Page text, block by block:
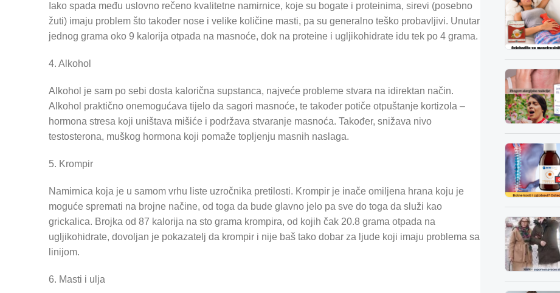
Iako spada među uslovno rečeno kvalitetne namirnice, koje su bogate i proteinima, sirevi (posebno
žuti) imaju problem što također nose i velike količine masti, pa su generalno teško probavljivi. Unutar
jednog grama oko 9 kalorija otpada na masnoće, dok na proteine i ugljikohidrate idu tek po 4 grama.
4. Alkohol
Alkohol je sam po sebi dosta kalorična supstanca, najveće probleme stvara na idirektan način.
Alkohol praktično onemogućava tijelo da sagori masnoće, te također potiče otpuštanje kortizola –
hormona stresa koji uništava mišiće i podržava stvaranje masnoća. Također, snižava nivo
testosterona, muškog hormona koji pomaže topljenju masnih naslaga.
5. Krompir
Namirnica koja je u samom vrhu liste uzročnika pretilosti. Krompir je inače omiljena hrana koju je
moguće spremati na brojne načine, od toga da bude glavno jelo pa sve do toga da služi kao
grickalica. Brojka od 87 kalorija na sto grama krompira, od kojih čak 20.8 grama otpada na
ugljikohidrate, dovoljan je pokazatelj da krompir i nije baš tako dobar za ljude koji imaju problema sa
linijom.
6. Masti i ulja